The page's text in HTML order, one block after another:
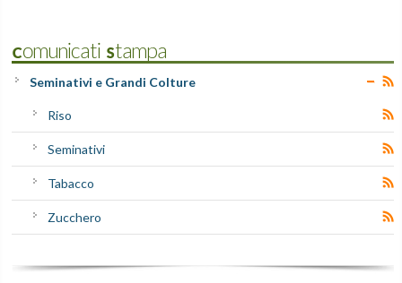
Comunicati Stampa
Seminativi e Grandi Colture
Riso
Seminativi
Tabacco
Zucchero